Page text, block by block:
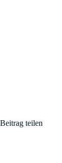
Beitrag teilen